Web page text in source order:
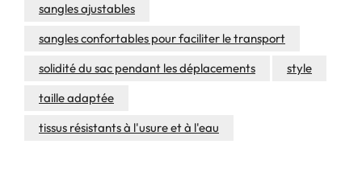
sangles ajustables
sangles confortables pour faciliter le transport
solidité du sac pendant les déplacements
style
taille adaptée
tissus résistants à l'usure et à l'eau